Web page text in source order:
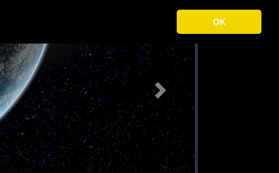
OK
Next